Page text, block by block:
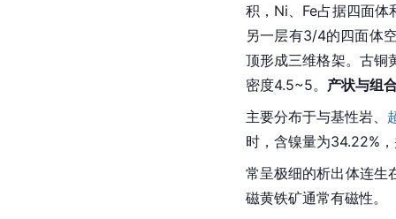
积，Ni、Fe占据四面体
另一层有3/4的四面体
顶形成三维格架。古铜
密度4.5~5。 产状与组
主要分布于与基性岩、
时，含镍量为34.22%
常呈极细的析出体连生
磁黄铁矿通常有磁性。